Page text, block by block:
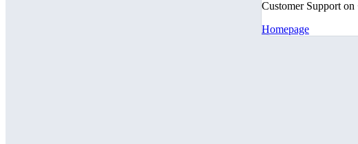
Customer Support
Homepage